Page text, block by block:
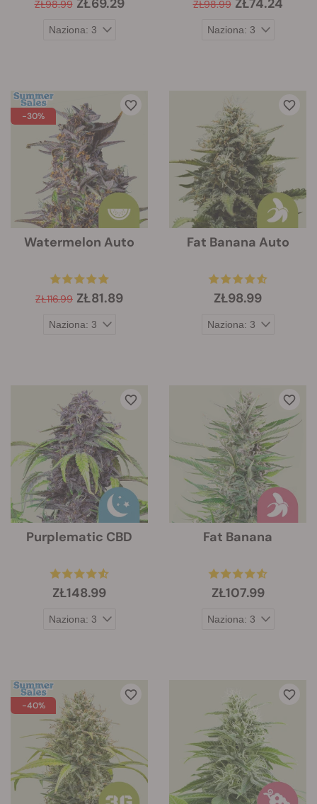
ZŁ98.99 ZŁ69.29 ZŁ98.99 ZŁ74.24
-30%
Watermelon Auto
ZŁ116.99 ZŁ81.89
Fat Banana Auto
ZŁ98.99
Purplematic CBD
ZŁ148.99
Fat Banana
ZŁ107.99
-40%